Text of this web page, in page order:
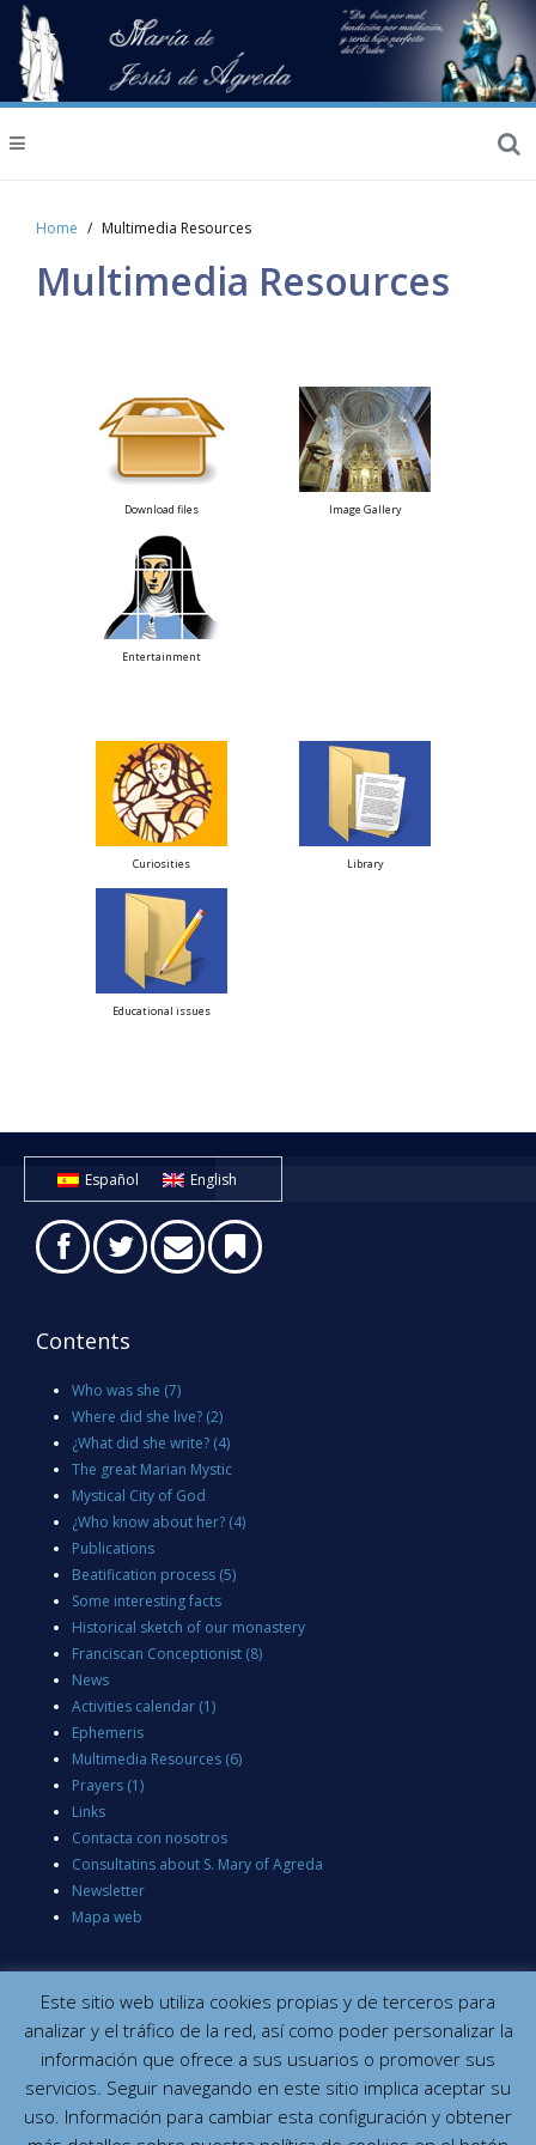
Home Multimedia Resources
Multimedia Resources
Download files Image Gallery
Entertainment
Curiosities Library
Educational issues
Español English
Contents
Who was she (7)
Where did she live? (2)
¿What did she write? (4)
The great Marian Mystic
Mystical City of God
¿Who know about her? (4)
Publications
Beatification process (5)
Some interesting facts
Historical sketch of our monastery
Franciscan Conceptionist (8)
News
Activities calendar (1)
Ephemeris
Multimedia Resources (6)
Prayers (1)
Links
Contacta con nosotros
Consultatins about S. Mary of Agreda
Newsletter
Mapa web
Este sitio web utiliza cookies propias y de terceros para
analizar y el tráfico de la red, así como poder personalizar la
información que ofrece a sus usuarios o promover sus
servicios. Seguir navegando en este sitio implica aceptar su
uso. Información para cambiar esta configuración y obtener